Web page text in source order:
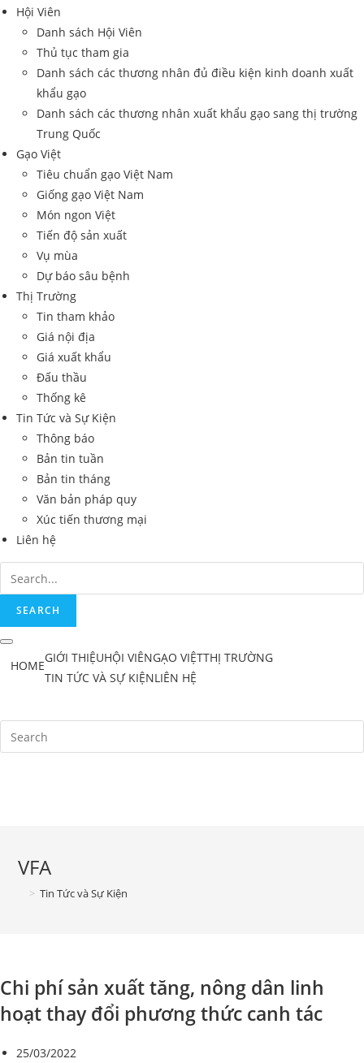
Hội Viên
Danh sách Hội Viên
Thủ tục tham gia
Danh sách các thương nhân đủ điều kiện kinh doanh xuất
khẩu gạo
Danh sách các thương nhân xuất khẩu gạo sang thị trường
Trung Quốc
Gạo Việt
Tiêu chuẩn gạo Việt Nam
Giống gạo Việt Nam
Món ngon Việt
Tiến độ sản xuất
Vụ mùa
Dự báo sâu bệnh
Thị Trường
Tin tham khảo
Giá nội địa
Giá xuất khẩu
Đấu thầu
Thống kê
Tin Tức và Sự Kiện
Thông báo
Bản tin tuần
Bản tin tháng
Văn bản pháp quy
Xúc tiến thương mại
Liên hệ
SEARCH
HOME
GIỚI THIỆUHỘI VIÊNGẠO VIỆTTHỊ TRƯỜNG
TIN TỨC VÀ SỰ KIỆNLIÊN HỆ
Search
for:
VFA
> Tin Tức và Sự Kiện
Chi phí sản xuất tăng, nông dân linh
hoạt thay đổi phương thức canh tác
25/03/2022